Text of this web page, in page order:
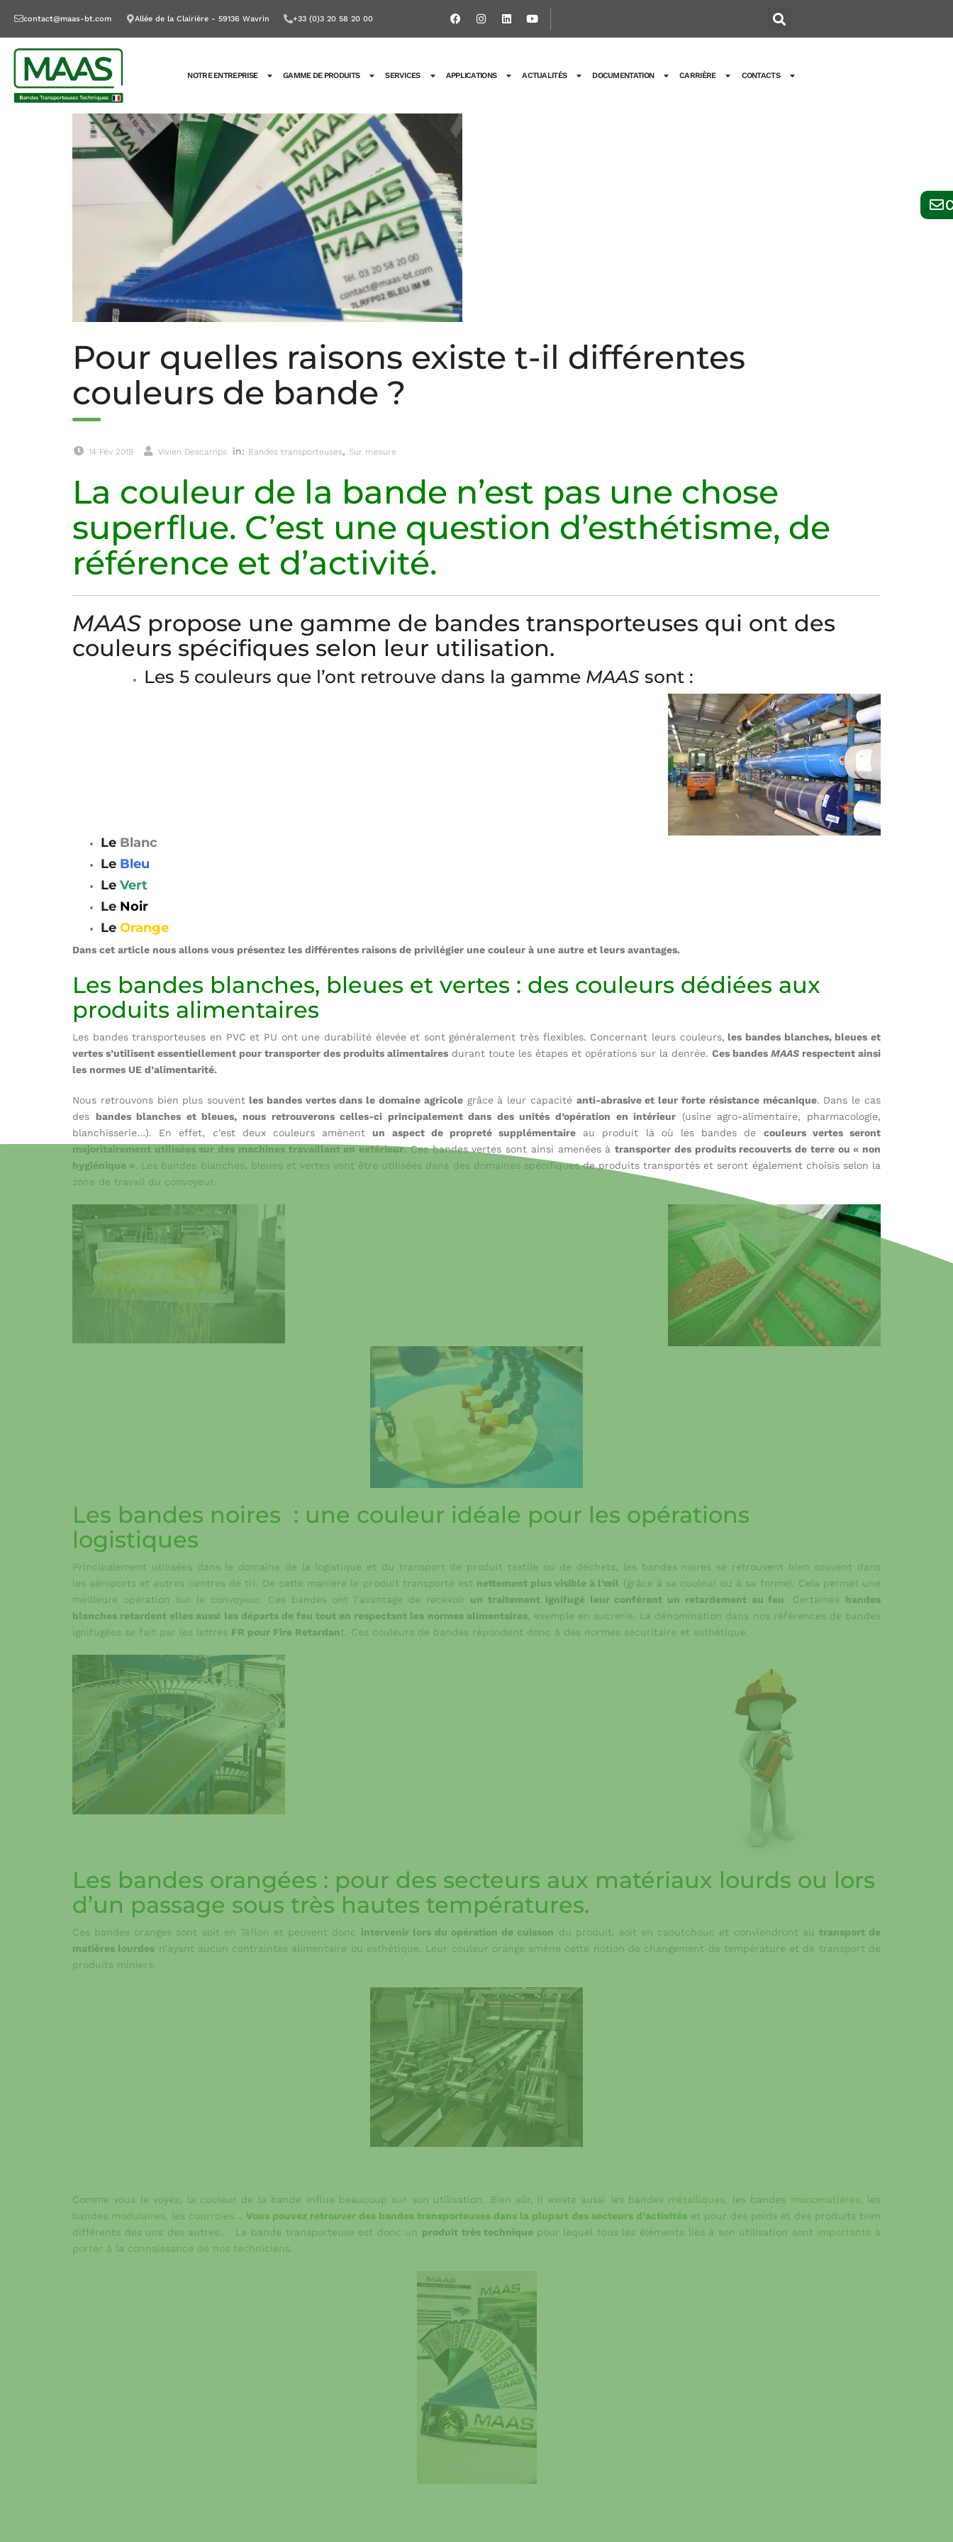
contact@maas-bt.com Allée de la Clairière - 59136 Wavrin +33 (0)3 20 58 20 00
NOTRE ENTREPRISE GAMME DE PRODUITS SERVICES APPLICATIONS ACTUALITÉS DOCUMENTATION CARRIÈRE CONTACTS
Pour quelles raisons existe t-il différentes
couleurs de bande ?
14 Fév 2019 Vivien Descamps in: Bandes transporteuses, Sur mesure
La couleur de la bande n’est pas une chose
superflue. C’est une question d’esthétisme, de
référence et d’activité.
MAAS propose une gamme de bandes transporteuses qui ont des
couleurs spécifiques selon leur utilisation.
Les 5 couleurs que l’ont retrouve dans la gamme MAAS sont :
Le Blanc
Le Bleu
Le Vert
Le Noir
Le Orange
Dans cet article nous allons vous présentez les différentes raisons de privilégier une couleur à une autre et leurs avantages.
Les bandes blanches, bleues et vertes : des couleurs dédiées aux
produits alimentaires
Les bandes transporteuses en PVC et PU ont une durabilité élevée et sont généralement très flexibles. Concernant leurs couleurs, les bandes blanches, bleues et
vertes s’utilisent essentiellement pour transporter des produits alimentaires durant toute les étapes et opérations sur la denrée. Ces bandes MAAS respectent ainsi
les normes UE d’alimentarité.
Nous retrouvons bien plus souvent les bandes vertes dans le domaine agricolegrâce à leur capacité anti-abrasive et leur forte résistance mécanique. Dans le cas
des bandes blanches et bleues, nous retrouverons celles-ci principalement dans des unités d’opération en intérieur (usine agro-alimentaire, pharmacologie,
blanchisserie…). En effet, c’est deux couleurs amènentun aspect de propreté supplémentaire au produit là où les bandes de couleurs vertes seront
majoritairement utilisées sur des machines travaillant en extérieur. Ces bandes vertes sont ainsi amenées àtransporter des produits recouverts de terre ou « non
hygiénique » . Les bandes blanches, bleues et vertes vont être utilisées dans des domaines spécifiques de produits transportés et seront également choisis selon la
zone de travail du convoyeur.
Les bandes noires : une couleur idéale pour les opérations
logistiques
Principalement utilisées dans le domaine de la logistique et du transport de produit textile ou de déchets, les bandes noires se retrouvent bien souvent dans
les aéroports et autres centres de tri. De cette manière le produit transporté est nettement plus visible à l’œil (grâce à sa couleur ou à sa forme). Cela permet une
meilleure opération sur le convoyeur. Ces bandes ont l’avantage de recevoir un traitement ignifugé leur conférant un retardement au feu . Certaines bandes
blanches retardent elles aussi les départs de feu tout en respectant les normes alimentaires, exemple en sucrerie. La dénomination dans nos références de bandes
ignifugées se fait par les lettres FR pour Fire Retardant. Ces couleurs de bandes répondent donc à des normes sécuritaire et esthétique.
Les bandes orangées : pour des secteurs aux matériaux lourds ou lors
d’un passage sous très hautes températures.
Ces bandes oranges sont soit en Téflon et peuvent donc intervenir lors du opération de cuisson du produit, soit en caoutchouc et conviendront au transport de
matières lourdes n’ayant aucun contraintes alimentaire ou esthétique. Leur couleur orange amène cette notion de changement de température et de transport de
produits miniers.
Comme vous le voyez, la couleur de la bande influe beaucoup sur son utilisation. Bien sûr, il existe aussi les bandes métalliques , les bandes monomatières , les
bandes modulaires , les courroies Vous pouvez retrouver des bandes transporteuses dans la plupart des secteurs d’activités et pour des poids et des produits bien
différents des uns des autres… La bande transporteuse est donc un produit très technique pour lequel tous les éléments liés à son utilisation sont importants à
porter à la connaissance de nos techniciens